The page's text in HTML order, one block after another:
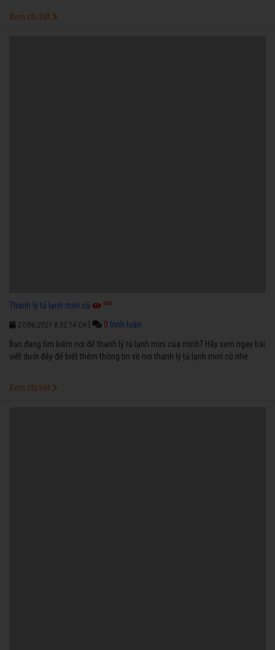
Xem chi tiết
Thanh lý tủ lạnh mini cũ 646
27/06/2021 8:32:14 CH 0 bình luận
Bạn đang tìm kiếm nơi để thanh lý tủ lạnh mini của mình? Hãy xem ngay bài
viết dưới đây để biết thêm thông tin về nơi thanh lý tủ lạnh mini cũ nhé
Xem chi tiết